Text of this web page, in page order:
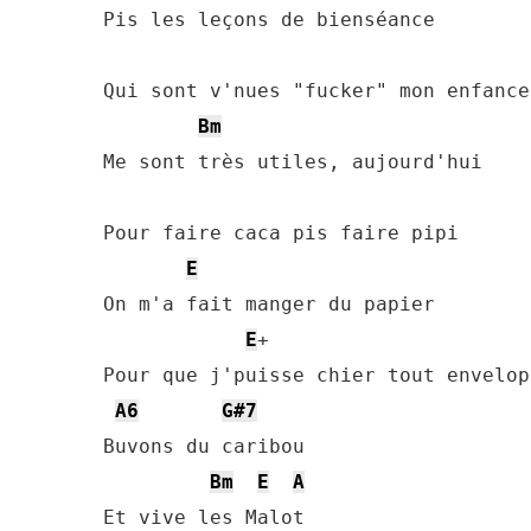
Pis les leçons de bienséance
Qui sont v'nues "fucker" mon enfance
Bm
Me sont très utiles, aujourd'hui
Pour faire caca pis faire pipi
E
On m'a fait manger du papier
E+
Pour que j'puisse chier tout
A6
G#7
Buvons du caribou
Bm
E
A
Et vive les Malot